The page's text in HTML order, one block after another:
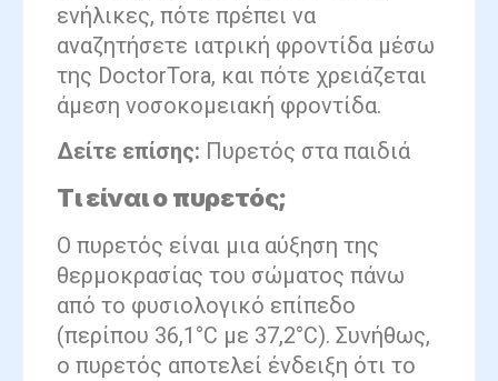
ενήλικες, πότε πρέπει να
αναζητήσετε ιατρική φροντίδα μέσω
της DoctorTora, και πότε χρειάζεται
άμεση νοσοκομειακή φροντίδα.
Δείτε επίσης: Πυρετός στα παιδιά
Τι είναι ο πυρετός;
Ο πυρετός είναι μια αύξηση της
θερμοκρασίας του σώματος πάνω
από το φυσιολογικό επίπεδο
(περίπου 36,1°C με 37,2°C). Συνήθως,
ο πυρετός αποτελεί ένδειξη ότι το